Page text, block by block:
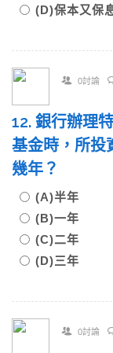
(D)保本又保
0討論
12. 銀行辦理
基金時，所投
幾年？
(A)半年
(B)一年
(C)二年
(D)三年
0討論